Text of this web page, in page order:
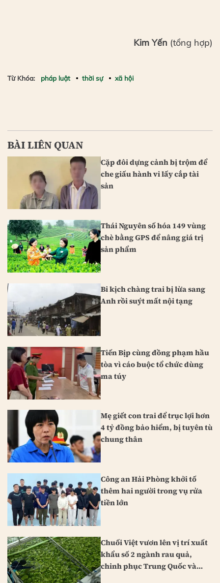
Kim Yến (tổng hợp)
Từ Khóa: pháp luật thời sự xã hội
BÀI LIÊN QUAN
Cặp đôi dựng cảnh bị trộm để
che giấu hành vi lấy cắp tài
sản
Thái Nguyên số hóa 149 vùng
chè bằng GPS để nâng giá trị
sản phẩm
Bi kịch chàng trai bị lừa sang
Anh rồi suýt mất nội tạng
Tiến Bịp cùng đồng phạm hầu
tòa vì cáo buộc tổ chức dùng
ma túy
Mẹ giết con trai để trục lợi hơn
4 tỷ đồng bảo hiểm, bị tuyên tù
chung thân
Công an Hải Phòng khởi tố
thêm hai người trong vụ rửa
tiền lớn
Chuối Việt vươn lên vị trí xuất
khẩu số 2 ngành rau quả,
chinh phục Trung Quốc và